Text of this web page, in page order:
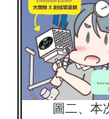
圖二、本